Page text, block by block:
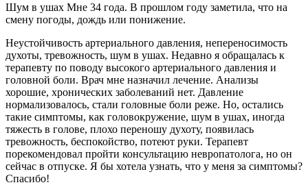
Шум в ушах Мне 34 года. В прошлом году заметила, что на
смену погоды, дождь или понижение.
Неустойчивость артериального давления, непереносимость
духоты, тревожность, шум в ушах. Недавно я обращалась к
терапевту по поводу высокого артериального давления и
головной боли. Врач мне назначил лечение. Анализы
хорошие, хронических заболеваний нет. Давление
нормализовалось, стали головные боли реже. Но, остались
такие симптомы, как головокружение, шум в ушах, иногда
тяжесть в голове, плохо переношу духоту, появилась
тревожность, беспокойство, потеют руки. Терапевт
порекомендовал пройти консультацию невропатолога, но он
сейчас в отпуске. Я бы хотела узнать, что у меня за симптомы?
Спасибо!